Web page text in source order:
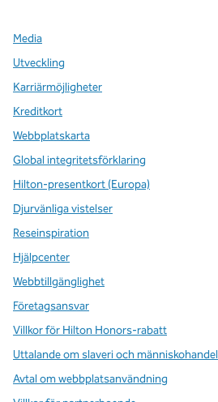
Media
Utveckling
Karriärmöjligheter
Kreditkort
Webbplatskarta
Global integritetsförklaring
Hilton-presentkort (Europa)
Djurvänliga vistelser
Reseinspiration
Hjälpcenter
Webbtillgänglighet
Företagsansvar
Villkor för Hilton Honors-rabatt
Uttalande om slaveri och människohandel
Avtal om webbplatsanvändning